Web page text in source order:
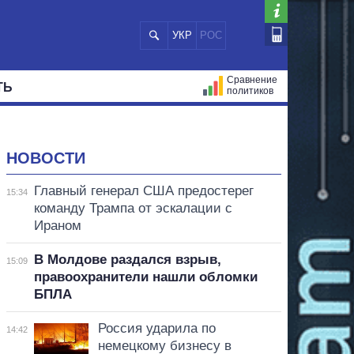
УКР РОС
Сравнение
политиков
НОВОСТИ
15:34
Главный генерал США предостерег
команду Трампа от эскалации с
Ираном
15:09
В Молдове раздался взрыв,
правоохранители нашли обломки
БПЛА
14:42
Россия ударила по
немецкому бизнесу в